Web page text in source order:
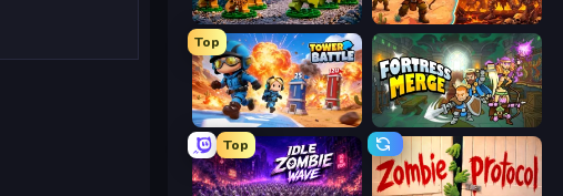
Age of Heroes Last Bastion
Top
Tower Battle Fortress Merge
Top